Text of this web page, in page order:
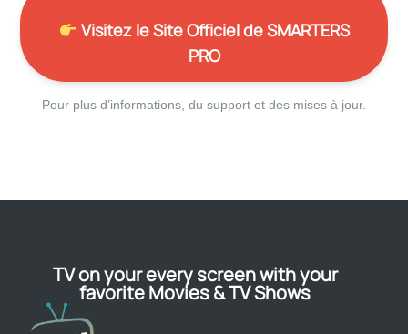
Visitez le Site Officiel de SMARTERS
PRO
Pour plus d’informations, du support et des mises à jour.
TV on your every screen with your
favorite Movies & TV Shows